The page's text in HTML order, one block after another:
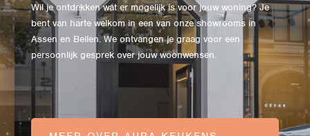
Wil je ontdekken wat er mogelijk is voor jouw woning? Je
bent van harte welkom in een van onze showrooms in
Assen en Beilen. We ontvangen je graag voor een
persoonlijk gesprek over jouw woonwensen.